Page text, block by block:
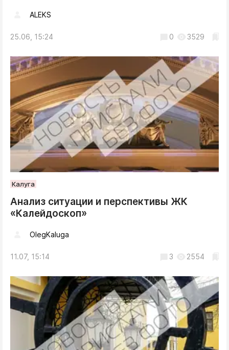
ALEKS
25.06, 15:24 0 3529
Калуга
Анализ ситуации и перспективы ЖК
«Калейдоскоп»
OlegKaluga
11.07, 15:14 3 2554